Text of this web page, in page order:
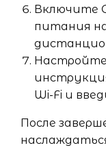
Включите
питания
Настройте
Wi-Fi и
После